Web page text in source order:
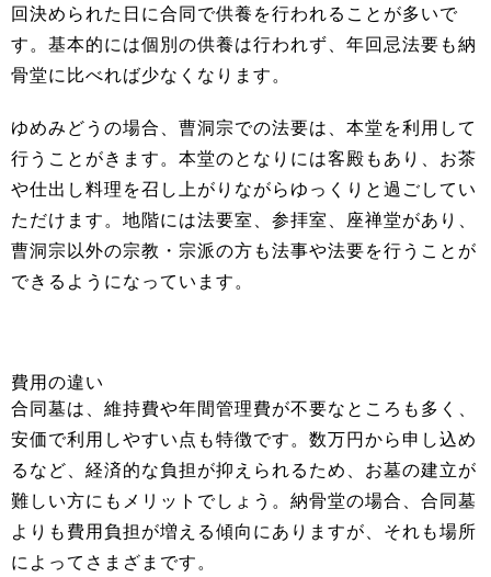
回決められた日に合同で供養を行われることが多いで
す。基本的には個別の供養は行われず、年回忌法要も納
骨堂に比べれば少なくなります。
ゆめみどうの場合、曹洞宗での法要は、本堂を利用して
行うことがきます。本堂のとなりには客殿もあり、お茶
や仕出し料理を召し上がりながらゆっくりと過ごしてい
ただけます。地階には法要室、参拝室、座禅堂があり、
曹洞宗以外の宗教・宗派の方も法事や法要を行うことが
できるようになっています。
費用の違い
合同墓は、維持費や年間管理費が不要なところも多く、
安価で利用しやすい点も特徴です。数万円から申し込め
るなど、経済的な負担が抑えられるため、お墓の建立が
難しい方にもメリットでしょう。納骨堂の場合、合同墓
よりも費用負担が増える傾向にありますが、それも場所
によってさまざまです。